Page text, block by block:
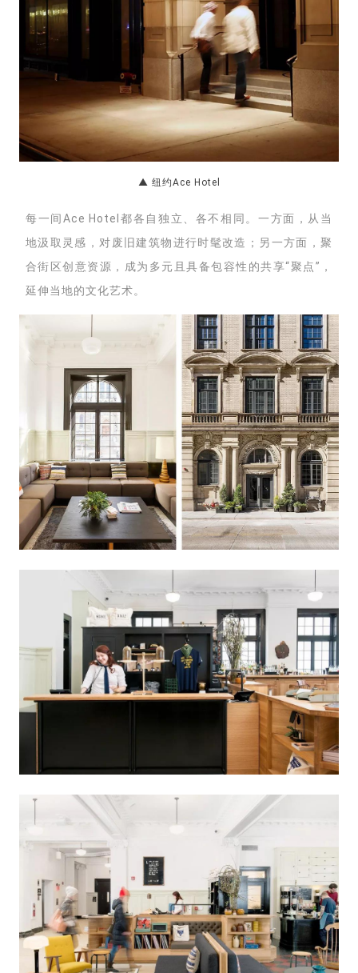
▲ 纽约Ace Hotel
每一间Ace Hotel都各自独立、各不相同。一方面， 从当
地汲取灵感，对 废旧建筑物进行时髦改造；另一方面，聚
合街区创意资源，成为多元且具备包容性的共享“聚点”，
延伸当地的文化艺术。